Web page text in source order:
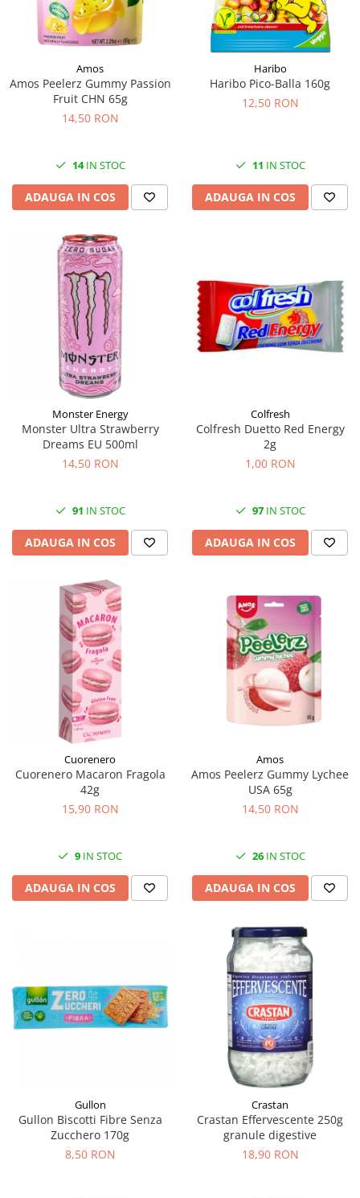
Amos
Amos Peelerz Gummy Passion
Fruit CHN 65g
14,50 RON
14IN STOC
ADAUGA IN COS
Haribo
Haribo Pico-Balla 160g
12,50 RON
11 IN STOC
ADAUGA IN COS
Monster Energy
Monster Ultra Strawberry
Dreams EU 500ml
14,50 RON
91 IN STOC
ADAUGA IN COS
Colfresh
Colfresh Duetto Red Energy
2g
1,00 RON
97IN STOC
ADAUGA IN COS
Cuorenero
Cuorenero Macaron Fragola
42g
15,90 RON
9 IN STOC
ADAUGA IN COS
Amos
Amos Peelerz Gummy Lychee
USA 65g
14,50 RON
26IN STOC
ADAUGA IN COS
Gullon
Gullon Biscotti Fibre Senza
Zucchero 170g
8,50 RON
Crastan
Crastan Effervescente 250g
granule digestive
18,90 RON